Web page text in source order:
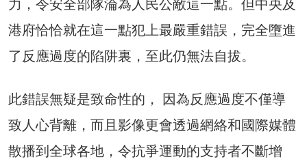
力，令安全部隊淪為人民公敵這一點。但中央及
港府恰恰就在這一點犯上最嚴重錯誤，完全墮進
了反應過度的陷阱裏，至此仍無法自拔。
此錯誤無疑是致命性的， 因為反應過度不僅導
致人心背離，而且影像更會透過網絡和國際媒體
散播到全球各地，令抗爭運動的支持者不斷增